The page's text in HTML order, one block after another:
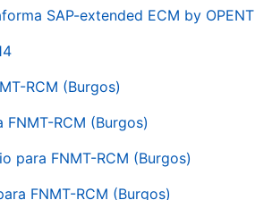
SAP-extended ECM by
RCM (Burgos)
RCM (Burgos)
para FNMT-RCM (Burgos)
FNMT-RCM (Burgos)